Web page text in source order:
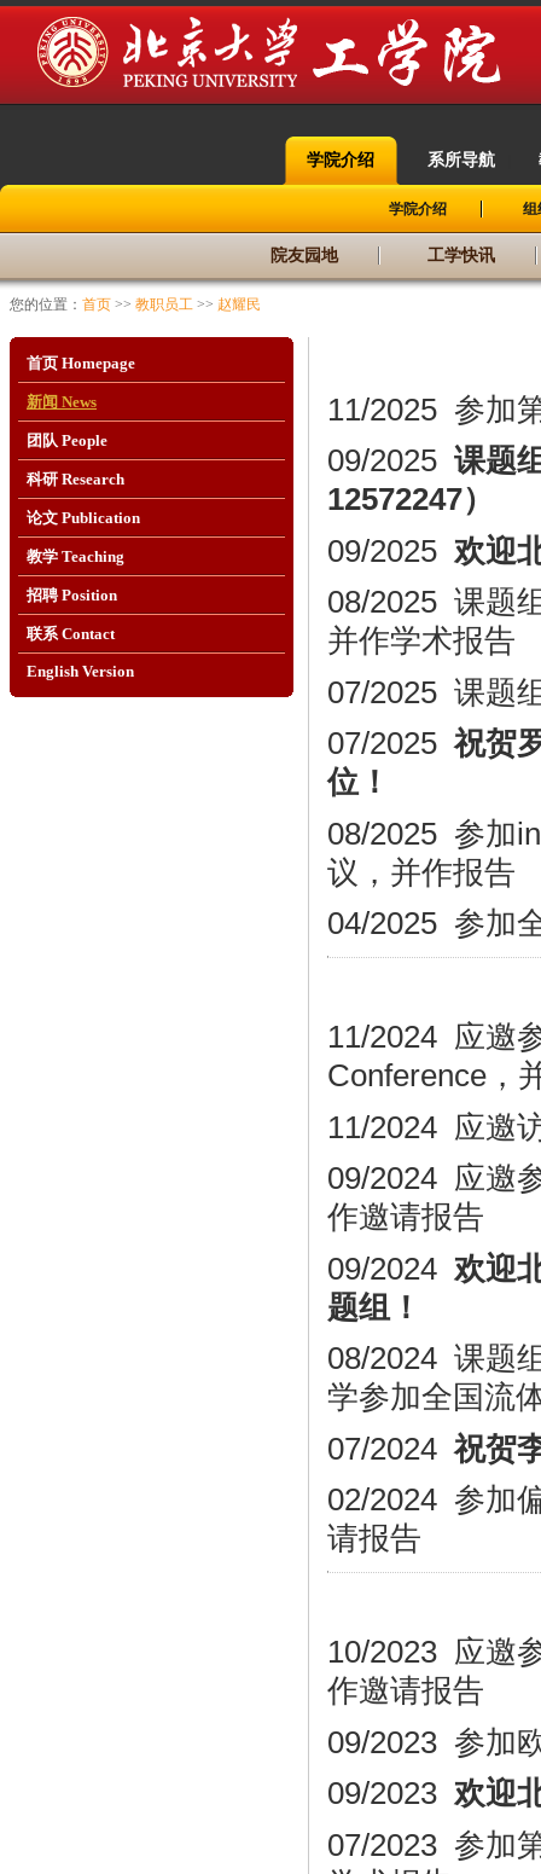
学院介绍 系所导航
学院介绍 组
院友园地 工学快讯
您的位置： 首页 >> 教职员工 >> 赵耀民
首页 Homepage
新闻 News
团队 People
科研 Research
论文 Publication
教学 Teaching
招聘 Position
联系 Contact
English Version
11/2025 参加
09/2025 课题
12572247）
09/2025 欢迎
08/2025 课题
并作学术报告
07/2025 课题
07/2025祝贺
位！
08/2025 参加
议 ，并作报告
04/2025 参加
11/2024 应邀
Conference，
11/2024 应邀
09/2024 应邀
作邀请报告
09/2024 欢迎
题组 ！
08/2024 课题
学参加全国流
07/2024祝贺
02/2024 参加
请报告
10/2023 应邀
作邀请报告
09/2023 参加
09/2023 欢迎
07/2023 参加